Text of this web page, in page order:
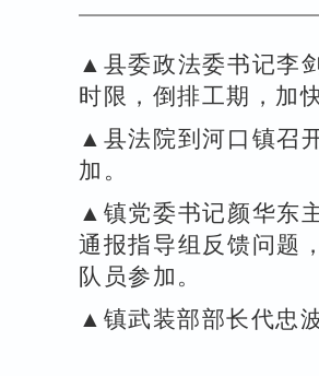
▲县委政法委书记李
时限，倒排工期，加
▲县法院到河口镇召
加。
▲镇党委书记颜华东
通报指导组反馈问题
队员参加。
▲镇武装部部长代忠